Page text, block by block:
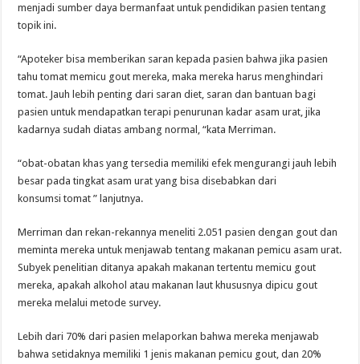
menjadi sumber daya bermanfaat untuk pendidikan pasien tentang
topik ini.
“Apoteker bisa memberikan saran kepada pasien bahwa jika pasien
tahu tomat memicu gout mereka, maka mereka harus menghindari
tomat. Jauh lebih penting dari saran diet, saran dan bantuan bagi
pasien untuk mendapatkan terapi penurunan kadar asam urat, jika
kadarnya sudah diatas ambang normal, “kata Merriman.
“obat-obatan khas yang tersedia memiliki efek mengurangi jauh lebih
besar pada tingkat asam urat yang bisa disebabkan dari
konsumsi tomat ” lanjutnya.
Merriman dan rekan-rekannya meneliti 2.051 pasien dengan gout dan
meminta mereka untuk menjawab tentang makanan pemicu asam urat.
Subyek penelitian ditanya apakah makanan tertentu memicu gout
mereka, apakah alkohol atau makanan laut khususnya dipicu gout
mereka melalui metode survey.
Lebih dari 70% dari pasien melaporkan bahwa mereka menjawab
bahwa setidaknya memiliki 1 jenis makanan pemicu gout, dan 20%